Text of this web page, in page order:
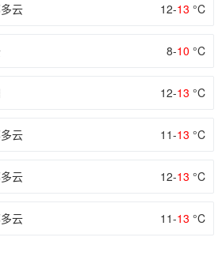
云 12-13 °C
8-10 °C
12-13 °C
云 11-13 °C
云 12-13 °C
云 11-13 °C